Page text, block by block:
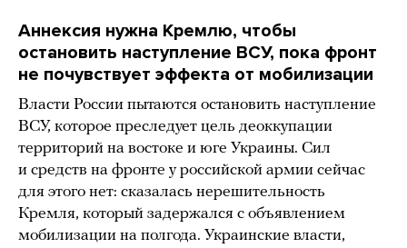
Аннексия нужна Кремлю, чтобы
остановить наступление ВСУ, пока фронт
не почувствует эффекта от мобилизации
Власти России пытаются остановить наступление
ВСУ, которое преследует цель деоккупации
территорий на востоке и юге Украины. Сил
и средств на фронте у российской армии сейчас
для этого нет: сказалась нерешительность
Кремля, который задержался с объявлением
мобилизации на полгода. Украинские власти,